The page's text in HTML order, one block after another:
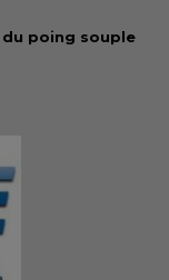
du poing souple